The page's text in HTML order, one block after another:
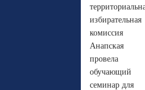
избирательная
комиссия
Анапская
провела
обучающий
семинар для